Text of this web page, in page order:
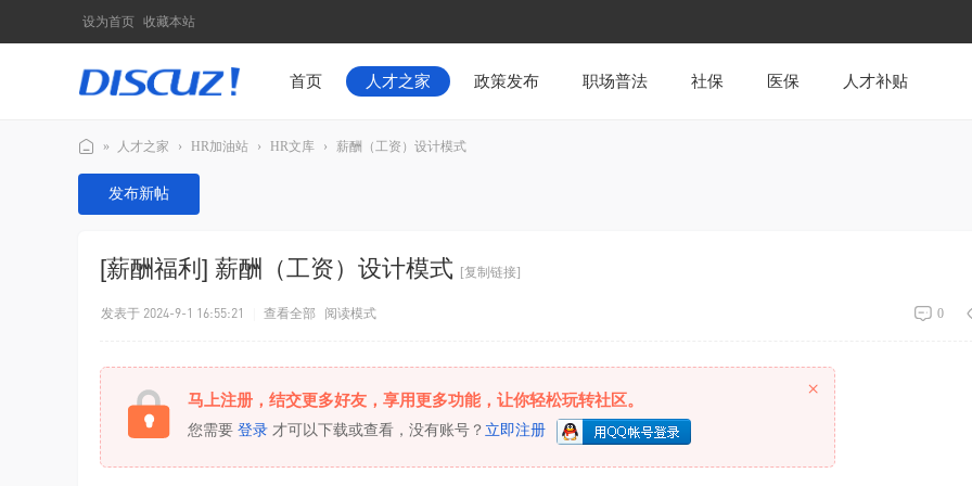
设为首页 收藏本站
首页 人才之家 政策发布 职场普法 社保 医保 人才补贴
厦
门
» 人才之家 › HR加油站 › HR文库 › 薪酬（工资）设计模式
发布新帖
[薪酬福利] 薪酬（工资）设计模式 [复制链接]
0
发表于 2024-9-1 16:55:21 查看全部 阅读模式
马上注册，结交更多好友，享用更多功能，让你轻松玩转社区。
您需要 登录 才可以下载或查看，没有账号？ 立即注册
×